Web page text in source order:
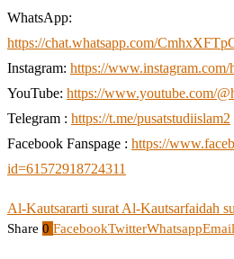
WhatsApp:
https://chat.whatsapp.com/
Instagram: https://www.instagram.com/
YouTube: https://www.youtube.com/
Telegram : https://t.me/pusatstudiislam2
Facebook Fanspage : https://
id=61572918724311
Al-Kautsararti surat Al-Kautsarfaidah
Share 0 FacebookTwitterWhatsappEmail